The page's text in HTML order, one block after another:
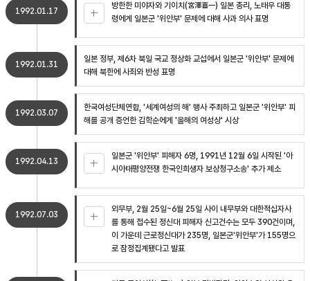
1992.01.17
방한한 미야자와 기이치(宮澤喜一) 일본 총리, 노태우 대통
령에게 일본군 '위안부' 문제에 대해 사과 의사 표명
1992.01.31
일본 정부, 제6차 북일 국교 정상화 교섭에서 일본군 '위안부' 문제에
대해 북한에 사죄와 반성 표명
1992.03.07
한국여성단체연합, '세계여성의 해' 행사 주최하고 일본군 '위안부' 피
해를 공개 증언한 김학순에게 '올해의 여성상' 시상
1992.04.13
일본군 '위안부' 피해자 6명, 1991년 12월 6일 시작된 '아
시아태평양전쟁 한국인희생자 보상청구소송' 추가 제소
1992.07.03
외무부, 2월 25일~6월 25일 사이 내무부와 대한적십자사
를 통해 접수된 정신대 피해자 신고건수는 모두 390건이며,
이 가운데 근로정신대가 235명, 일본군'위안부'가 155명으
로 잠정집계됐다고 발표